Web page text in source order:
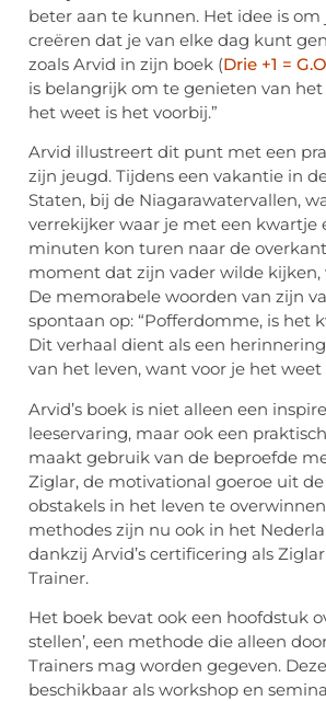
beter aan te kunnen. Het idee is
creëren dat je van elke dag kunt
zoals Arvid in zijn boek (Drie +1 =
is belangrijk om te genieten van het
het weet is het voorbij.”
Arvid illustreert dit punt met een
zijn jeugd. Tijdens een vakantie in
Staten, bij de Niagarawatervallen,
verrekijker waar je met een kwartje
minuten kon turen naar de
moment dat zijn vader wilde kijken,
De memorabele woorden van zijn
spontaan op: “Pofferdomme, is het
Dit verhaal dient als een
van het leven, want voor je het weet
Arvid’s boek is niet alleen een
leeservaring, maar ook een
maakt gebruik van de beproefde
Ziglar, de motivational goeroe uit de
obstakels in het leven te
methodes zijn nu ook in het
dankzij Arvid’s certificering als
Trainer.
Het boek bevat ook een hoofdstuk
stellen’, een methode die alleen
Trainers mag worden gegeven.
beschikbaar als workshop en